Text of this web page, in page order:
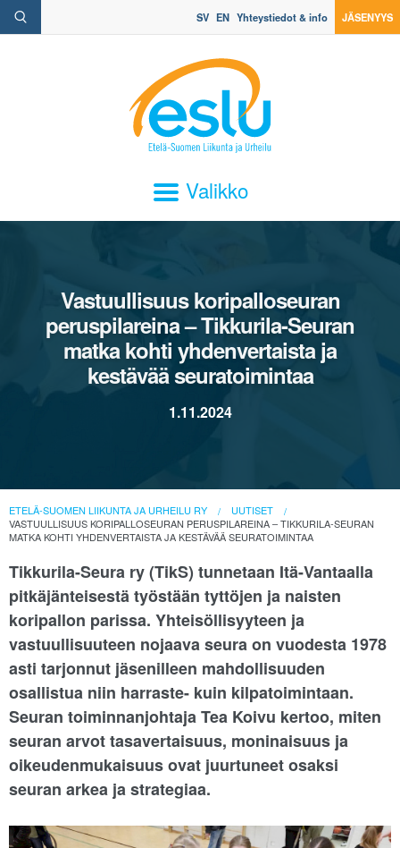
SV EN Yhteystiedot & info JÄSENYYS
Valikko
Vastuullisuus koripalloseuran
peruspilareina – Tikkurila-Seuran
matka kohti yhdenvertaista ja
kestävää seuratoimintaa
1.11.2024
ETELÄ-SUOMEN LIIKUNTA JA URHEILU RY
UUTISET
VASTUULLISUUS KORIPALLOSEURAN PERUSPILAREINA – TIKKURILA-SEURAN
MATKA KOHTI YHDENVERTAISTA JA KESTÄVÄÄ SEURATOIMINTAA
Tikkurila-Seura ry (TikS) tunnetaan Itä-Vantaalla
pitkäjänteisestä työstään tyttöjen ja naisten
koripallon parissa. Yhteisöllisyyteen ja
vastuullisuuteen nojaava seura on vuodesta 1978
asti tarjonnut jäsenilleen mahdollisuuden
osallistua niin harraste- kuin kilpatoimintaan.
Seuran toiminnanjohtaja Tea Koivu kertoo, miten
seuran arvot tasavertaisuus, moninaisuus ja
oikeudenmukaisuus ovat juurtuneet osaksi
seuran arkea ja strategiaa.